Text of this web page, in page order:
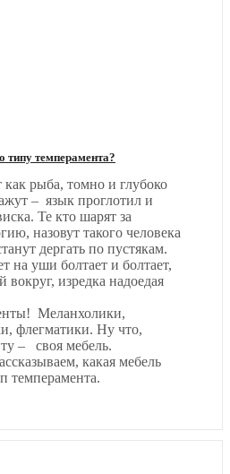
типу темперамента?
рыба, томно и глубоко
– язык проглотил и
Те кто шарят за
назовут такого человека
дергать по пустякам.
на уши болтает и болтает,
вокруг, изредка надоедая
Меланхолики,
флегматики. Ну что,
– своя мебель.
какая мебель
темперамента.